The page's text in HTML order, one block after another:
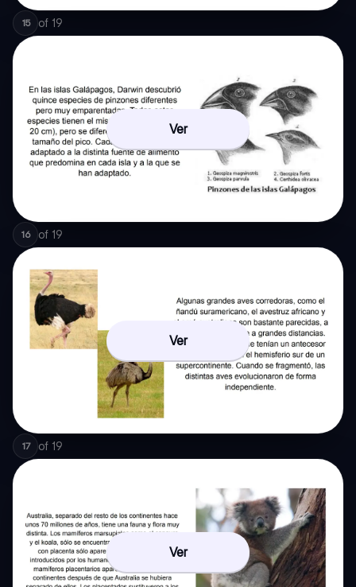
15 of 19
Ver
16 of 19
Ver
17 of 19
Ver